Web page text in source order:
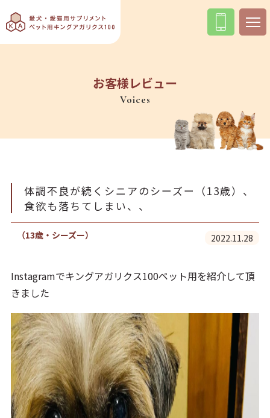
お客様レビュー
Voices
体調不良が続くシニアのシーズー（13歳）、
食欲も落ちてしまい、、
（13歳・シーズー） 2022.11.28
Instagramでキングアガリクス100ペット用を紹介して頂
きました